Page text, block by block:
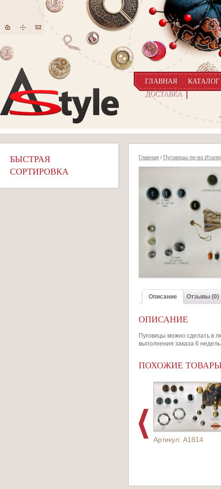
ГЛАВНАЯ
КАТАЛОГ
ДОСТАВКА
БЫСТРАЯ
СОРТИРОВКА
Главная / Пуговицы пр-во
Описание Отзывы (0)
ОПИСАНИЕ
Пуговицы можно сделать в
выполнения заказа 6
ПОХОЖИЕ
Артикул: A1814